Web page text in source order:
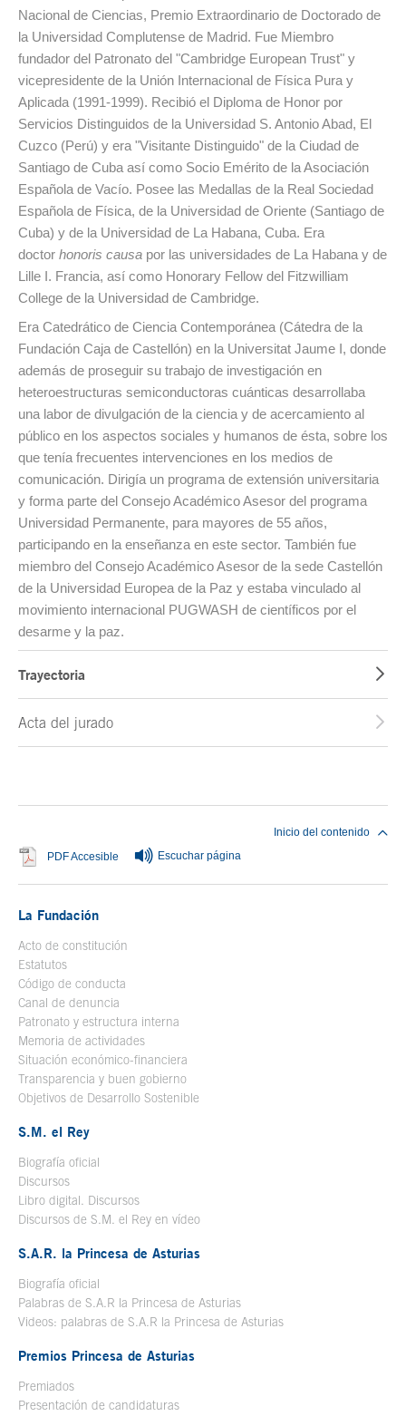
Nacional de Ciencias, Premio Extraordinario de Doctorado de
la Universidad Complutense de Madrid. Fue Miembro
fundador del Patronato del "Cambridge European Trust" y
vicepresidente de la Unión Internacional de Física Pura y
Aplicada (1991-1999). Recibió el Diploma de Honor por
Servicios Distinguidos de la Universidad S. Antonio Abad, El
Cuzco (Perú) y era "Visitante Distinguido" de la Ciudad de
Santiago de Cuba así como Socio Emérito de la Asociación
Española de Vacío. Posee las Medallas de la Real Sociedad
Española de Física, de la Universidad de Oriente (Santiago de
Cuba) y de la Universidad de La Habana, Cuba. Era
doctor honoris causa por las universidades de La Habana y de
Lille I. Francia, así como Honorary Fellow del Fitzwilliam
College de la Universidad de Cambridge.
Era Catedrático de Ciencia Contemporánea (Cátedra de la
Fundación Caja de Castellón) en la Universitat Jaume I, donde
además de proseguir su trabajo de investigación en
heteroestructuras semiconductoras cuánticas desarrollaba
una labor de divulgación de la ciencia y de acercamiento al
público en los aspectos sociales y humanos de ésta, sobre los
que tenía frecuentes intervenciones en los medios de
comunicación. Dirigía un programa de extensión universitaria
y forma parte del Consejo Académico Asesor del programa
Universidad Permanente, para mayores de 55 años,
participando en la enseñanza en este sector. También fue
miembro del Consejo Académico Asesor de la sede Castellón
de la Universidad Europea de la Paz y estaba vinculado al
movimiento internacional PUGWASH de científicos por el
desarme y la paz.
Trayectoria
Acta del jurado
PDF Accesible Se abre en ventana nueva
Escuchar página
Inicio del contenido
La Fundación
Acto de constitución
Estatutos
Código de conducta
Canal de denuncia
Patronato y estructura interna
Memoria de actividades
Situación económico-financiera
Transparencia y buen gobierno
Objetivos de Desarrollo Sostenible
S.M. el Rey
Biografía oficial
Discursos
Libro digital. Discursos
Discursos de S.M. el Rey en vídeo
S.A.R. la Princesa de Asturias
Biografía oficial
Palabras de S.A.R la Princesa de Asturias
Videos: palabras de S.A.R la Princesa de Asturias
Premios Princesa de Asturias
Premiados
Presentación de candidaturas